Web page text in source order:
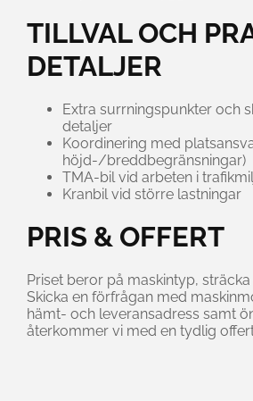
TILLVAL OCH
DETALJER
Extra surrningspunkter och
detaljer
Koordinering med
höjd-/breddbegränsningar)
TMA-bil vid arbeten i
Kranbil vid större lastningar
PRIS & OFFERT
Priset beror på maskintyp,
Skicka en förfrågan med
hämt- och leveransadress samt
återkommer vi med en tydlig